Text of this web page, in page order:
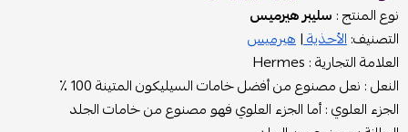
نوع المنتج : سليبر هيرميس
التصنيف:الأحذية|هيرميس
العلامة التجارية : Hermes
النعل : نعل مصنوع من أفضل خامات السيليكون المتينة 100 ٪؜
الجزء العلوي : أما الجزء العلوي فهو مصنوع من خامات الجلد